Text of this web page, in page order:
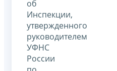
об
Инспекции,
утвержденного
руководителем
УФНС
России